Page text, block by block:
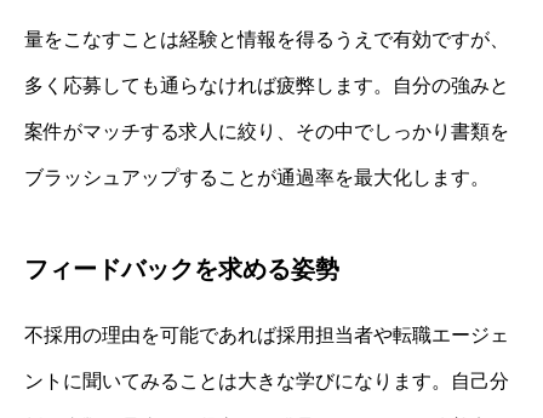
量をこなすことは経験と情報を得るうえで有効ですが、
多く応募しても通らなければ疲弊します。自分の強みと
案件がマッチする求人に絞り、その中でしっかり書類を
ブラッシュアップすることが通過率を最大化します。
フィードバックを求める姿勢
不採用の理由を可能であれば採用担当者や転職エージェ
ントに聞いてみることは大きな学びになります。自己分